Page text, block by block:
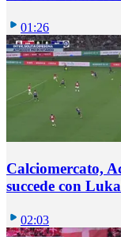
01:26
Calciomercato,
succede con
02:03